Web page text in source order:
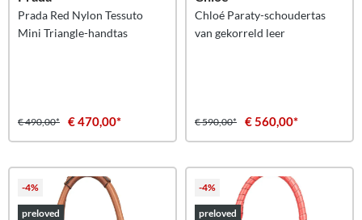
Prada Red Nylon Tessuto
Mini Triangle-handtas
€ 490,00* € 470,00*
Chloé Paraty-schoudertas
van gekorreld leer
€ 590,00* € 560,00*
-4%
preloved
-4%
preloved